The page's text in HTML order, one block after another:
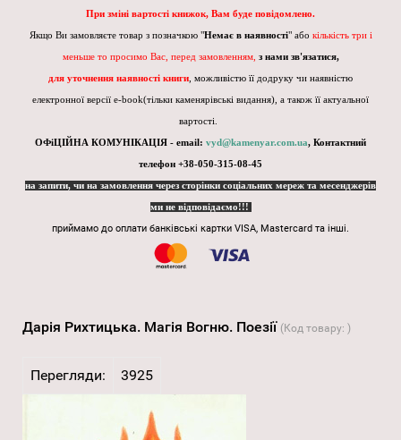
При зміні вартості книжок, Вам буде повідомлено.
Якщо Ви замовляєте товар з позначкою "Немає в наявності" або кількість три і
меньше то просимо Вас, перед замовленням, з нами зв'язатися,
для уточнення наявності книги , можливістю її додруку чи наявністю
електронної версії e-book(тільки каменярівські видання), а також її актуальної
вартості.
ОФіЦІЙНА КОМУНІКАЦІЯ - email: vyd@kamenyar.com.ua, Контактний
телефон +38-050-315-08-45
на запити, чи на замовлення через сторінки соціальних мереж та месенджерів
ми не відповідаємо!!!
приймамо до оплати банківські картки VISA, Mastercard та інші.
Дарія Рихтицька. Магія Вогню. Поезії (Код товару: )
Перегляди: 3925